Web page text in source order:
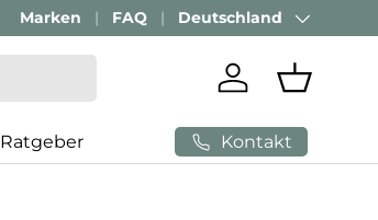
Passenden Bürostuhl finden mitAI-Beratung
Marken FAQ Land/Region
Deutschland
Einloggen
Ratgeber Kontakt